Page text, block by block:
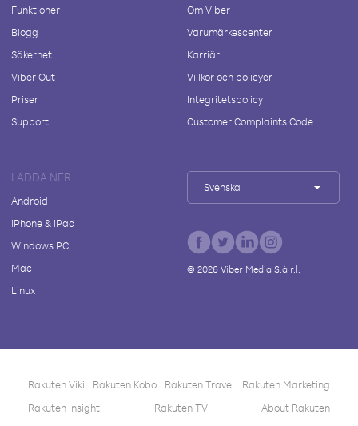
Funktioner
Blogg
Säkerhet
Viber Out
Priser
Support
Om Viber
Varumärkescenter
Karriär
Villkor och policyer
Integritetspolicy
Customer Complaints Code
LADDA NER
Android
iPhone & iPad
Windows PC
Mac
Linux
Svenska
© 2026Viber Media S.à r.l.
Rakuten Viki Rakuten Kobo Rakuten Travel
Rakuten Marketing
Rakuten Insight
Rakuten TV About Rakuten